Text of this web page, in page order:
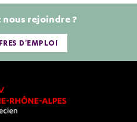
rejoindre ?
D'EMPLOI